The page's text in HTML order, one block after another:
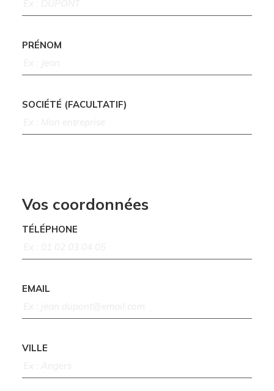
PRÉNOM
SOCIÉTÉ (FACULTATIF)
Vos coordonnées
TÉLÉPHONE
EMAIL
VILLE